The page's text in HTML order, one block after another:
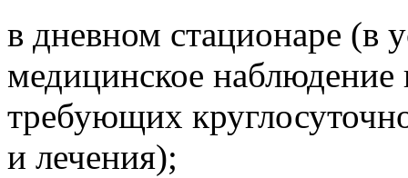
в дневном стационаре (в
медицинское наблюдение
требующих
и лечения);